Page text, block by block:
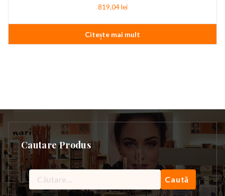
819,04lei
Citește mai mult
Cautare Produs
Caută
după: